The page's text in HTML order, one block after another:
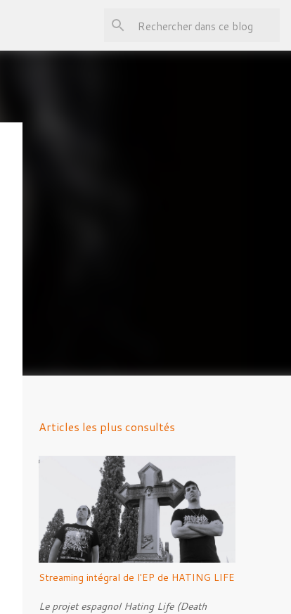
Articles les plus consultés
Streaming intégral de l'EP de HATING LIFE
Le projet espagnol Hating Life (Death